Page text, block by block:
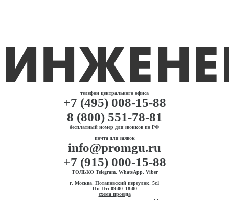
телефон центрального офиса
+7 (495) 008-15-88
8 (800) 551-78-81
бесплатный номер для звонков по РФ
почта для заявок
info@promgu.ru
+7 (915) 000-15-88
ТОЛЬКО Telegram, WhatsApp, Viber
г. Москва, Потаповский переулок, 5с1
Пн-Пт: 09:00–18:00
схема проезда